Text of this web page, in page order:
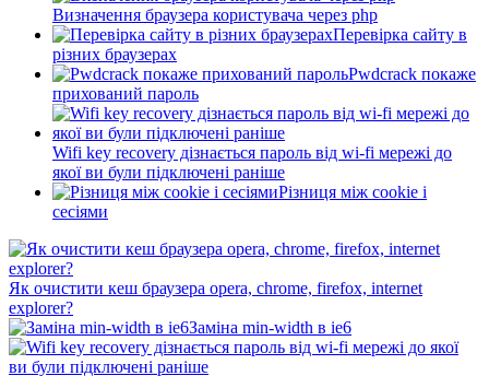
Визначення браузера користувача через php
Перевірка сайту в
різних браузерах
Pwdcrack покаже
прихований пароль
Wifi key recovery дізнається пароль від wi-fi мережі до
якої ви були підключені раніше
Різниця між cookie і
сесіями
Як очистити кеш браузера opera, chrome, firefox, internet
explorer?
Заміна min-width в ie6